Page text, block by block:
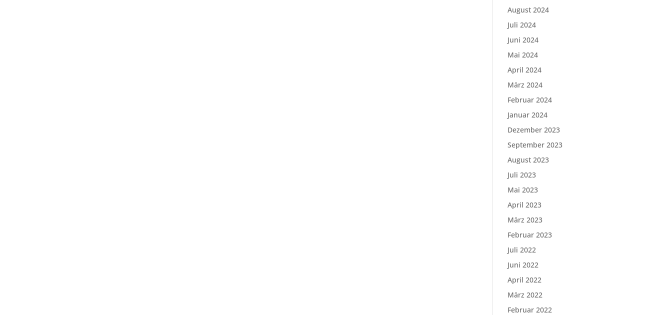
August 2024
Juli 2024
Juni 2024
Mai 2024
April 2024
März 2024
Februar 2024
Januar 2024
Dezember 2023
September 2023
August 2023
Juli 2023
Mai 2023
April 2023
März 2023
Februar 2023
Juli 2022
Juni 2022
April 2022
März 2022
Februar 2022